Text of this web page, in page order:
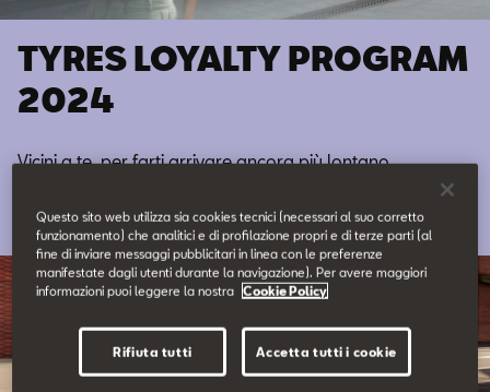
Business
Configuratore
TYRES LOYALTY PROGRAM
2024
Vicini a te, per farti arrivare ancora più lontano.
Questo sito web utilizza sia cookies tecnici (necessari al suo corretto
funzionamento) che analitici e di profilazione propri e di terze parti (al
fine di inviare messaggi pubblicitari in linea con le preferenze
manifestate dagli utenti durante la navigazione). Per avere maggiori
informazioni puoi leggere la nostra
Cookie Policy
Rifiuta tutti Accetta tutti i cookie